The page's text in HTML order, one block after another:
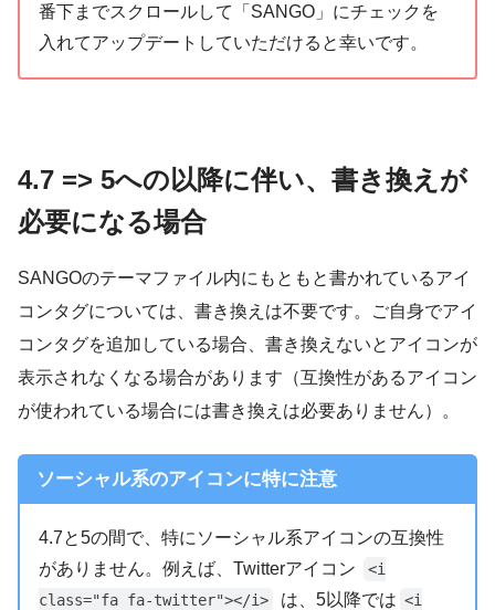
番下までスクロールして「SANGO」にチェックを
入れてアップデートしていただけると幸いです。
4.7 => 5への以降に伴い、書き換えが
必要になる場合
SANGOのテーマファイル内にもともと書かれているアイ
コンタグについては、書き換えは不要です。ご自身でアイ
コンタグを追加している場合、書き換えないとアイコンが
表示されなくなる場合があります（互換性があるアイコン
が使われている場合には書き換えは必要ありません）。
ソーシャル系のアイコンに特に注意
4.7と5の間で、特にソーシャル系アイコンの互換性
がありません。例えば、Twitterアイコン
<i
class="fa fa-twitter"></i>
は、5以降では <i